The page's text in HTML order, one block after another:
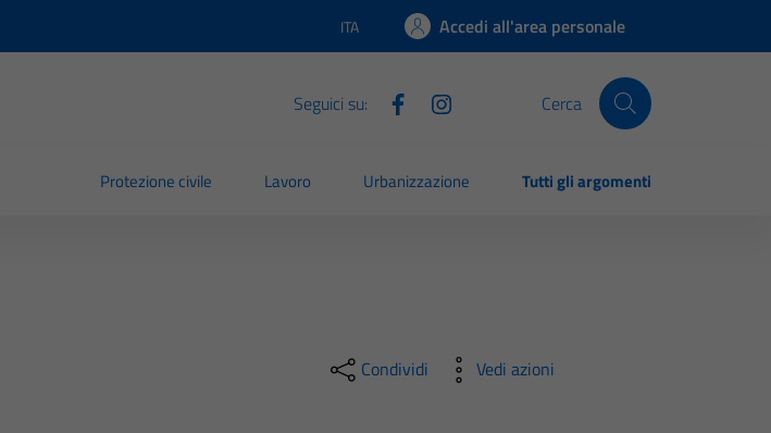
Lingua attiva:
ITA Accedi all'area personale
Seguici su: Cerca
Protezione civile Lavoro Urbanizzazione Tutti gli argomenti
Condividi Vedi azioni